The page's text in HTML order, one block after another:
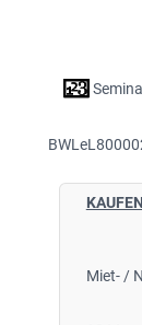
KAUFEN
Miet- /